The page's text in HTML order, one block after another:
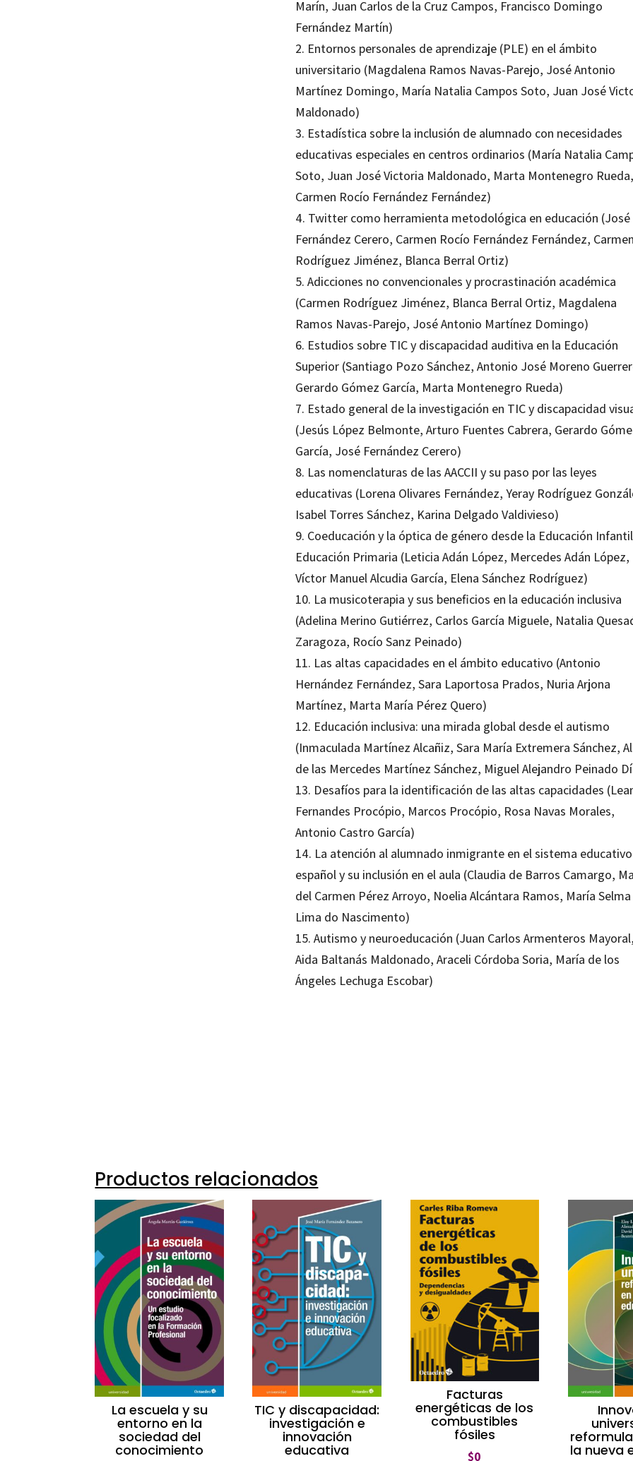
Marín, Juan Carlos de la Cruz Campos, Francisco Domingo
Fernández Martín)
2. Entornos personales de aprendizaje (PLE) en el ámbito
universitario (Magdalena Ramos Navas-Parejo, José Antonio
Martínez Domingo, María Natalia Campos Soto, Juan José
Maldonado)
3. Estadística sobre la inclusión de alumnado con necesidades
educativas especiales en centros ordinarios (María Natalia
Soto, Juan José Victoria Maldonado, Marta Montenegro Rueda,
Carmen Rocío Fernández Fernández)
4. Twitter como herramienta metodológica en educación (José
Fernández Cerero, Carmen Rocío Fernández Fernández, Carmen
Rodríguez Jiménez, Blanca Berral Ortiz)
5. Adicciones no convencionales y procrastinación académica
(Carmen Rodríguez Jiménez, Blanca Berral Ortiz, Magdalena
Ramos Navas-Parejo, José Antonio Martínez Domingo)
6. Estudios sobre TIC y discapacidad auditiva en la Educación
Superior (Santiago Pozo Sánchez, Antonio José Moreno
Gerardo Gómez García, Marta Montenegro Rueda)
7. Estado general de la investigación en TIC y discapacidad
(Jesús López Belmonte, Arturo Fuentes Cabrera, Gerardo
García, José Fernández Cerero)
8. Las nomenclaturas de las AACCII y su paso por las leyes
educativas (Lorena Olivares Fernández, Yeray Rodríguez
Isabel Torres Sánchez, Karina Delgado Valdivieso)
9. Coeducación y la óptica de género desde la Educación
Educación Primaria (Leticia Adán López, Mercedes Adán López,
Víctor Manuel Alcudia García, Elena Sánchez Rodríguez)
10. La musicoterapia y sus beneficios en la educación inclusiva
(Adelina Merino Gutiérrez, Carlos García Miguele, Natalia
Zaragoza, Rocío Sanz Peinado)
11. Las altas capacidades en el ámbito educativo (Antonio
Hernández Fernández, Sara Laportosa Prados, Nuria Arjona
Martínez, Marta María Pérez Quero)
12. Educación inclusiva: una mirada global desde el autismo
(Inmaculada Martínez Alcañiz, Sara María Extremera Sánchez,
de las Mercedes Martínez Sánchez, Miguel Alejandro Peinado
13. Desafíos para la identificación de las altas capacidades
Fernandes Procópio, Marcos Procópio, Rosa Navas Morales,
Antonio Castro García)
14. La atención al alumnado inmigrante en el sistema educativo
español y su inclusión en el aula (Claudia de Barros Camargo,
del Carmen Pérez Arroyo, Noelia Alcántara Ramos, María Selma
Lima do Nascimento)
15. Autismo y neuroeducación (Juan Carlos Armenteros Mayoral,
Aida Baltanás Maldonado, Araceli Córdoba Soria, María de los
Ángeles Lechuga Escobar)
Productos relacionados
La escuela y su
entorno en la
sociedad del
conocimiento
TIC y discapacidad:
investigación e
innovación
educativa
Facturas
energéticas de los
combustibles
fósiles
$0 la nueva